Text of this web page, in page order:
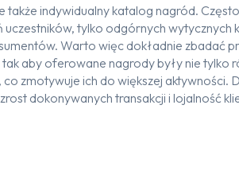
indywidualny katalog nagród.
uczestników, tylko odgórnych wytycznych
Warto więc dokładnie zbadać
aby oferowane nagrody były nie tylko
zmotywuje ich do większej aktywności.
dokonywanych transakcji i lojalność